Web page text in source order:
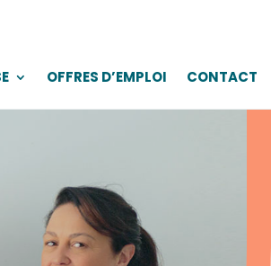
OFFRES D’EMPLOI CONTACT